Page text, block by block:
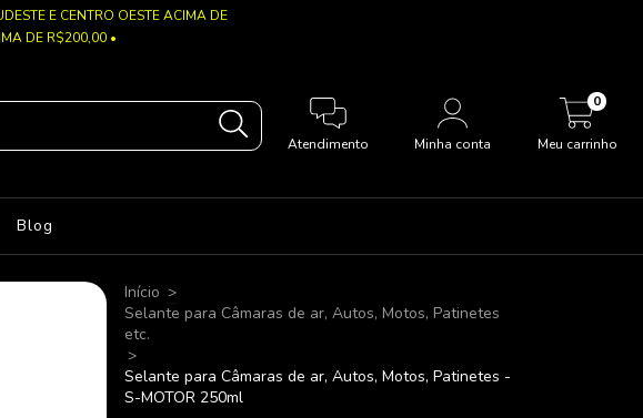
E CENTRO OESTE ACIMA DE
DE R$200,00 •
Atendimento Minha conta Meu carrinho
0
Blog
Início >
Selante para Câmaras de ar, Autos, Motos, Patinetes
etc.
>
Selante para Câmaras de ar, Autos, Motos, Patinetes -
S-MOTOR 250ml